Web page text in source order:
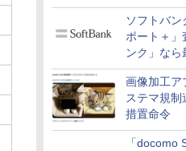
400万契約
ソフトバ
ポート＋」
ンク」なら
画像加工ア
ステマ規
措置命令
「docomo